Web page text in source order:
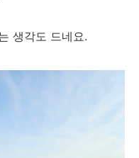
생각도 드네요.